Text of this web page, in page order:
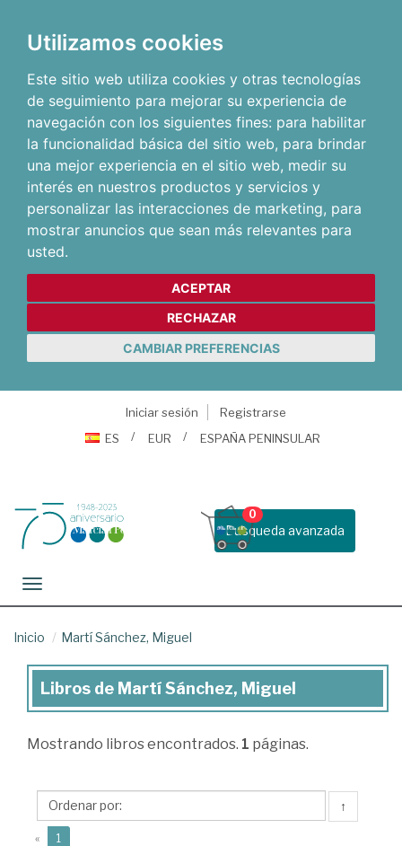
Utilizamos cookies
Este sitio web utiliza cookies y otras tecnologías
de seguimiento para mejorar su experiencia de
navegación con los siguientes fines: para habilitar
la funcionalidad básica del sitio web, para brindar
una mejor experiencia en el sitio web, medir su
interés en nuestros productos y servicios y
personalizar las interacciones de marketing, para
mostrar anuncios que sean más relevantes para
usted.
ACEPTAR
RECHAZAR
CAMBIAR PREFERENCIAS
Iniciar sesión
Registrarse
ES
EUR ESPAÑA PENINSULAR
Busqueda avanzada
0
Toggle navigation
Inicio Martí Sánchez, Miguel
Libros
Martí
Miguel
Libros de Martí Sánchez, Miguel
Mostrando libros encontrados. 1 páginas.
↑
« 1